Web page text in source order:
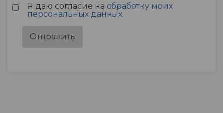
Я даю согласие на обработку моих
персональных данных.